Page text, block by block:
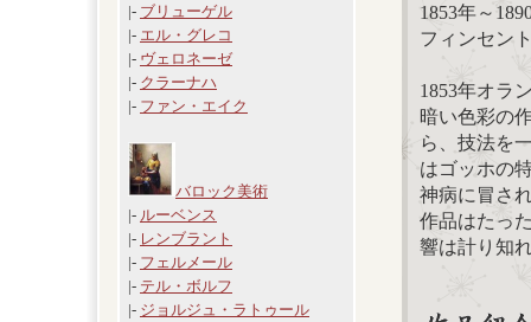
|- ブリューゲル
|- エル・グレコ
|- ヴェロネーゼ
|- クラーナハ
|- ファン・エイク
バロック美術
|- ルーベンス
|- レンブラント
|- フェルメール
|- テル・ボルフ
|- ジョルジュ・ラトゥール
1853年～
フィンセン
1853年オラ
暗い色彩の
ら、技法を
はゴッホの
神病に冒さ
作品はたっ
響は計り知